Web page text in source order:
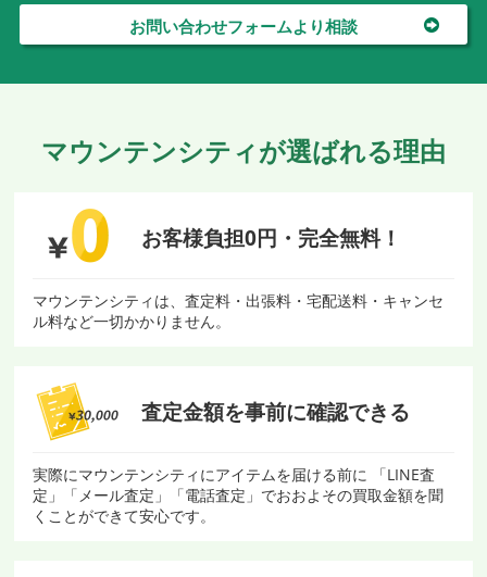
お問い合わせフォームより相談
マウンテンシティが選ばれる理由
お客様負担0円・ 完全無料！
マウンテンシティは、査定料・出張料・宅配送料・キャンセ
ル料など一切かかりません。
査定金額を事前に確認できる
実際にマウンテンシティにアイテムを届ける前に 「LINE査
定」「メール査定」「電話査定」でおおよその買取金額を聞
くことができて安心です。